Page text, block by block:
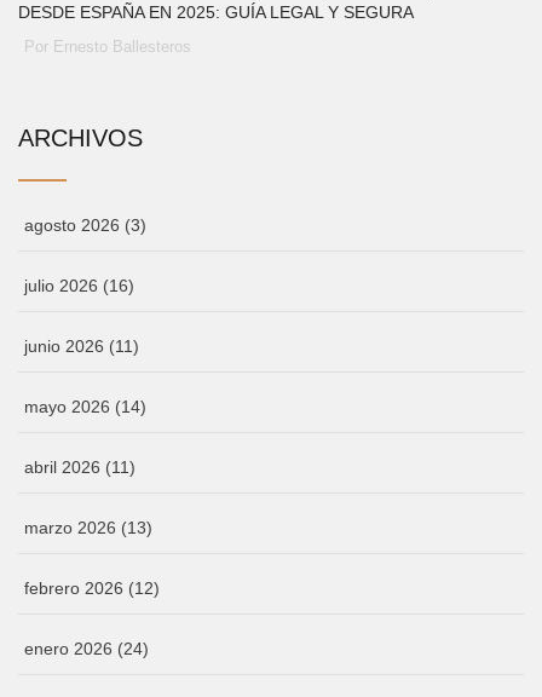
DESDE ESPAÑA EN 2025: GUÍA LEGAL Y SEGURA
Por Ernesto Ballesteros
ARCHIVOS
agosto 2026 (3)
julio 2026 (16)
junio 2026 (11)
mayo 2026 (14)
abril 2026 (11)
marzo 2026 (13)
febrero 2026 (12)
enero 2026 (24)